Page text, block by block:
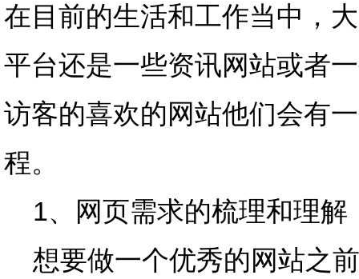
在目前的生活和工作当中，
平台还是一些资讯网站或者
访客的喜欢的网站他们会有
程。
1、网页需求的梳理和理解
想要做一个优秀的网站之